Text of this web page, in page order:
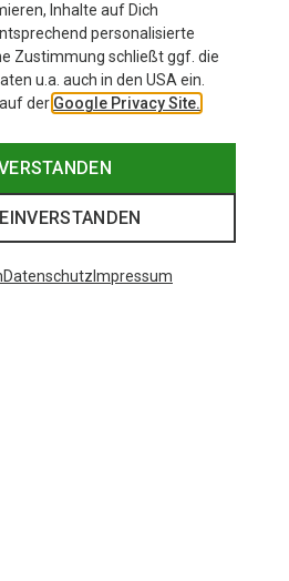
Inhalte auf Dich
personalisierte
Zustimmung schließt ggf. die
u.a. auch in den USA ein.
der Google Privacy Site.
Datenschutz Impressum